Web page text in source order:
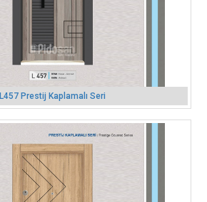
L457 Prestij Kaplamalı Seri